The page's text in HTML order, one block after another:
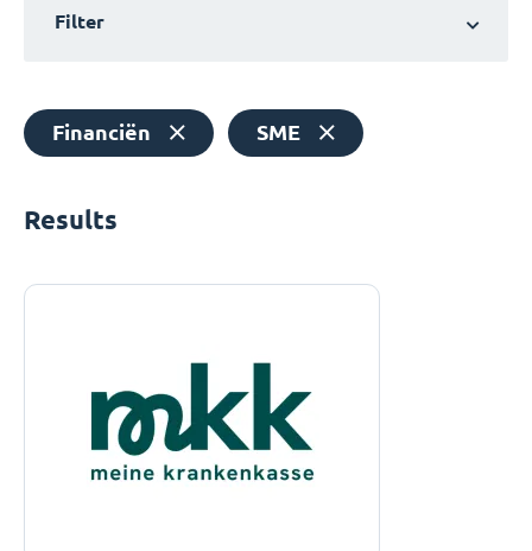
Filter
Financiën SME
Results